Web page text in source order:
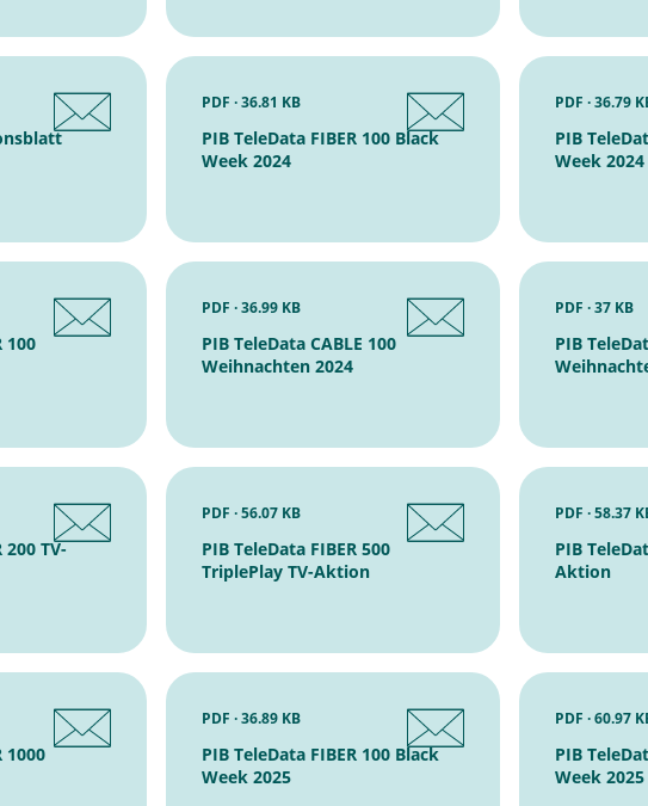
PIB TeleData FIBER 100 Black
Week 2024
PDF · 36.81 KB
PIB
Week 2024
PDF · 36.79
100
PIB TeleData CABLE 100
Weihnachten 2024
PDF · 36.99 KB
PIB
PDF · 37 KB
200 TV-
PIB TeleData FIBER 500
TriplePlay TV-Aktion
PDF · 56.07 KB
PIB
Aktion
PDF · 58.37
1000
PIB TeleData FIBER 100 Black
Week 2025
PDF · 36.89 KB
PIB
Week 2025
PDF · 60.97